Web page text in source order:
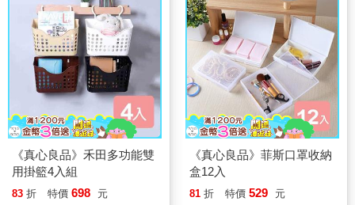
《真心良品》禾田多功能雙
用掛籃4入組
83 折 特價 698 元
《真心良品》菲斯口罩收納
盒12入
81 折 特價 529 元